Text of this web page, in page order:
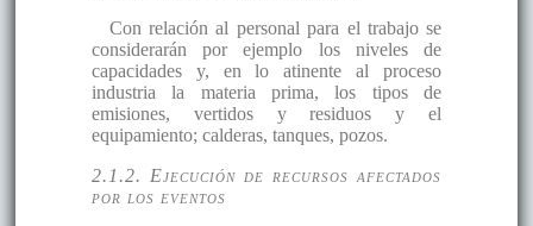
Con relación al personal para el trabajo se
considerarán por ejemplo los niveles de
capacidades y, en lo atinente al proceso
industria la materia prima, los tipos de
emisiones, vertidos y residuos y el
equipamiento; calderas, tanques, pozos.
2.1.2. Ejecución de recursos afectados
por los eventos